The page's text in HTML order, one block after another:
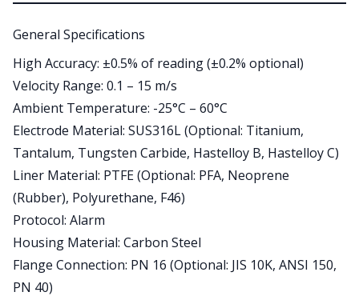
General Specifications
High Accuracy: ±0.5% of reading (±0.2% optional)
Velocity Range: 0.1 – 15 m/s
Ambient Temperature: -25°C – 60°C
Electrode Material: SUS316L (Optional: Titanium,
Tantalum, Tungsten Carbide, Hastelloy B, Hastelloy C)
Liner Material: PTFE (Optional: PFA, Neoprene
(Rubber), Polyurethane, F46)
Protocol: Alarm
Housing Material: Carbon Steel
Flange Connection: PN 16 (Optional: JIS 10K, ANSI 150,
PN 40)